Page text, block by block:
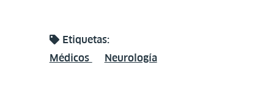
Etiquetas:
Médicos
Neurología